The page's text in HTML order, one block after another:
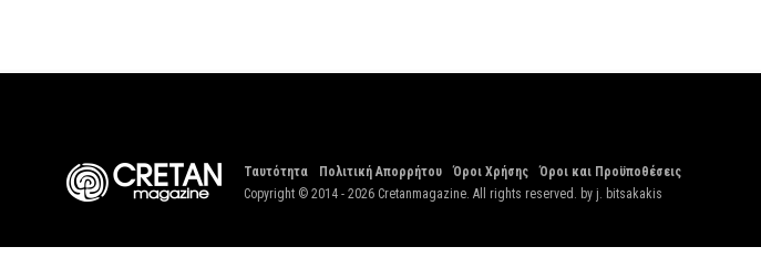
Ταυτότητα Πολιτική Απορρήτου Όροι Χρήσης
Όροι και Προϋποθέσεις
Copyright © 2014 - 2026 Cretanmagazine. All rights reserved. by j. bitsakakis